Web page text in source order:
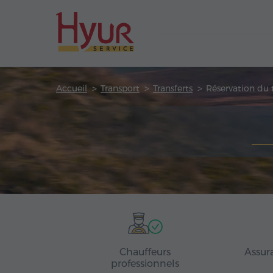
Accueil Transport Transferts Réservation du
Chauffeurs
professionnels